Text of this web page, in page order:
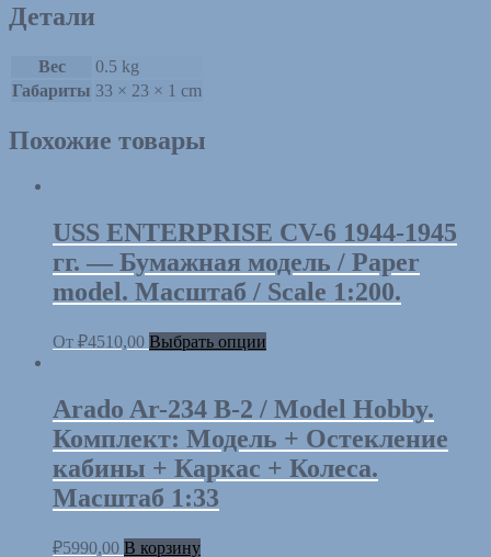
Детали
Вес
0.5 kg
Габариты 33 × 23 × 1 cm
Похожие товары
USS ENTERPRISE CV-6 1944-1945
гг. — Бумажная модель / Paper
model. Масштаб / Scale 1:200.
От ₽4510,00 Выбрать опции
Arado Ar-234 B-2 / Model Hobby.
Комплект: Модель + Остекление
кабины + Каркас + Колеса.
Масштаб 1:33
₽5990,00 В корзину